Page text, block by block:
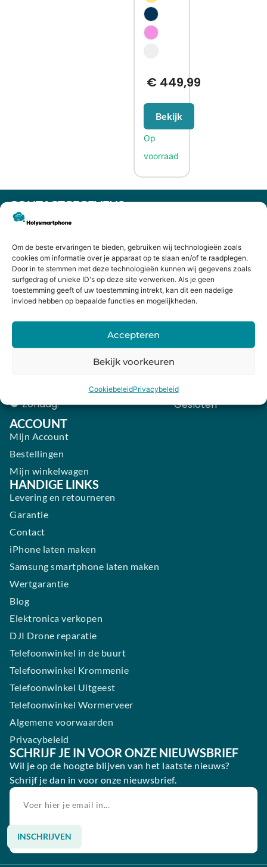
Om de beste ervaringen te bieden, gebruiken wij technologieën zoals
cookies om informatie over je apparaat op te slaan en/of te raadplegen.
Door in te stemmen met deze technologieën kunnen wij gegevens zoals
surfgedrag of unieke ID's op deze site verwerken. Als je geen
toestemming geeft of uw toestemming intrekt, kan dit een nadelige
invloed hebben op bepaalde functies en mogelijkheden.
Accepteren
Bekijk voorkeuren
CookiebeleidPrivacybeleid
€449,99
Bekijk
CONTACTGEGEVENS
Heiligeweg 43A
075 641 5169
info@holysmartphone.nl
Maandag:
11:00 - 18:00
Dinsdag:
09:00 - 18:00
Woensdag:
09:00 - 18:00
09:00 - 17:00
Zondag:
Gesloten ​ ​ ​ ​ ​ ​ ​
ACCOUNT
Mijn Account
Bestellingen
Mijn winkelwagen
HANDIGE LINKS
Levering en retourneren
Garantie
Contact
iPhone laten maken
Samsung smartphone laten maken
Wertgarantie
Blog
Elektronica verkopen
DJI Drone reparatie
Telefoonwinkel in de buurt
Telefoonwinkel Krommenie
Telefoonwinkel Uitgeest
Telefoonwinkel Wormerveer
Algemene voorwaarden
Privacybeleid
SCHRIJF JE IN VOOR ONZE NIEUWSBRIEF
Wil je op de hoogte blijven van het laatste nieuws?
Schrijf je dan in voor onze nieuwsbrief.
INSCHRIJVEN
Alternative: